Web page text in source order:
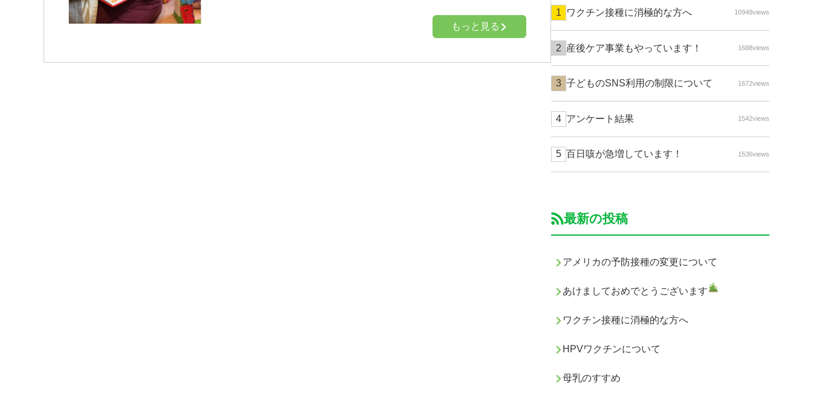
もっと見る
ワクチン接種に消極的な方へ 10948views
産後ケア事業もやっています！ 1688views
子どものSNS利用の制限について 1672views
アンケート結果 1542views
百日咳が急増しています！ 1536views
最新の投稿
アメリカの予防接種の変更について
あけましておめでとうございます
ワクチン接種に消極的な方へ
HPVワクチンについて
母乳のすすめ